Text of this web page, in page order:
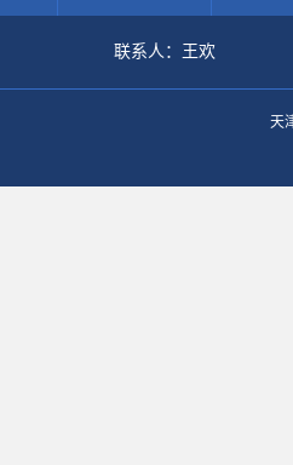
联系人：王欢
天